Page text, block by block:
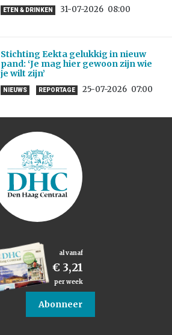
ETEN & DRINKEN 31-07-2026 08:00
Stichting Eekta gelukkig in nieuw
pand: ‘Je mag hier gewoon zijn wie
je wilt zijn’
NIEUWS REPORTAGE 25-07-2026 07:00
al vanaf
€ 3,21
per week
Abonneer